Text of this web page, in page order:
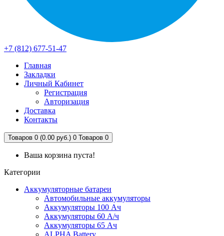
+7 (812) 677-51-47
Главная
Закладки
Личный Кабинет
Регистрация
Авторизация
Доставка
Контакты
Товаров 0 (0.00 руб.) 0 Товаров 0
Ваша корзина пуста!
Категории
Аккумуляторные батареи
Автомобильные аккумуляторы
Аккумуляторы 100 Ач
Аккумуляторы 60 А/ч
Аккумуляторы 65 Ач
ALPHA Battery